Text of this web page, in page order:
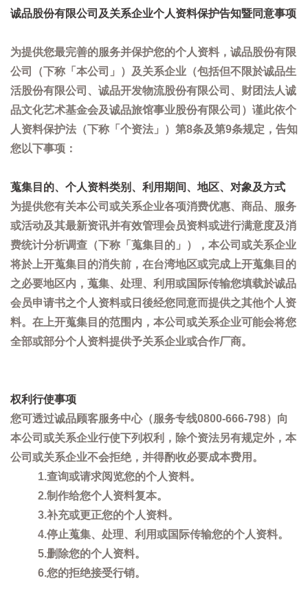
诚品股份有限公司及关系企业个人资料保护告知暨同意事项
为提供您最完善的服务并保护您的个人资料，诚品股份有限
公司（下称「本公司」）及关系企业（包括但不限於诚品生
活股份有限公司、诚品开发物流股份有限公司、财团法人诚
品文化艺术基金会及诚品旅馆事业股份有限公司）谨此依个
人资料保护法（下称「个资法」）第8条及第9条规定，告知
您以下事项：
蒐集目的、个人资料类别、利用期间、地区、对象及方式
为提供您有关本公司或关系企业各项消费优惠、商品、服务
或活动及其最新资讯并有效管理会员资料或进行满意度及消
费统计分析调查（下称「蒐集目的」），本公司或关系企业
将於上开蒐集目的消失前，在台湾地区或完成上开蒐集目的
之必要地区内，蒐集、处理、利用或国际传输您填载於诚品
会员申请书之个人资料或日後经您同意而提供之其他个人资
料。在上开蒐集目的范围内，本公司或关系企业可能会将您
全部或部分个人资料提供予关系企业或合作厂商。
权利行使事项
您可透过诚品顾客服务中心（服务专线0800-666-798）向
本公司或关系企业行使下列权利，除个资法另有规定外，本
公司或关系企业不会拒绝，并得酌收必要成本费用。
1.查询或请求阅览您的个人资料。
2.制作给您个人资料复本。
3.补充或更正您的个人资料。
4.停止蒐集、处理、利用或国际传输您的个人资料。
5.删除您的个人资料。
6.您的拒绝接受行销。